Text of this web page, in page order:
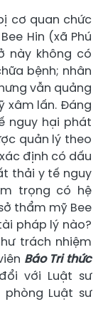
cơ quan chức
Hin (xã Phú
này không có
bệnh; nhân
vẫn quảng
xâm lấn. Đáng
nguy hại phát
quản lý theo
định có dấu
thải y tế nguy
trọng có hệ
thẩm mỹ Bee
pháp lý nào?
trách nhiệm
Báo Tri thức
với Luật sư
phòng Luật sư